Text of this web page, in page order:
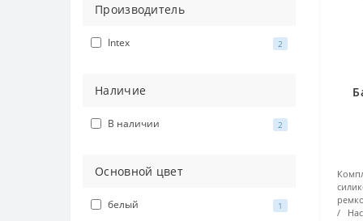
Производитель
Intex 2
Наличие
В наличии 2
Основной цвет
белый 1